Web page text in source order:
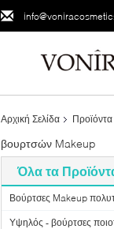
Αρχική Σελίδα Προϊόντα
βουρτσών Makeup
Όλα τα
Βούρτσες Makeup
Υψηλός - βούρτσες